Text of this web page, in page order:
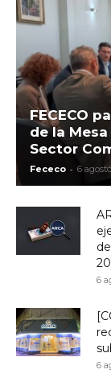
FECECO
de la
Sector
Fececo - 6
6
6